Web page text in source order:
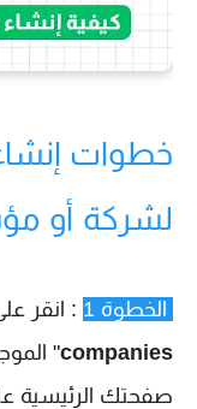
خطوات
لشركة أو
الخطوة 1 : انقر
companies
"
صفحتك الرئيسية